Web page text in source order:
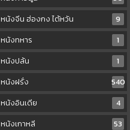
หนังจีน ฮ่องกง ไต้หวัน
9
หนังทหาร
1
หนังปล้น
1
หนังฝรั่ง
540
หนังอินเดีย
4
หนังเกาหลี
53